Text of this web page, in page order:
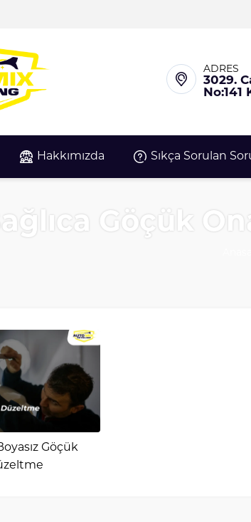
ADRES
3029.
Hakkımızda Sıkça Sorulan
Göçük
Göçük